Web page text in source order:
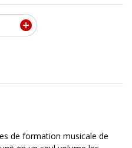

de formation musicale de